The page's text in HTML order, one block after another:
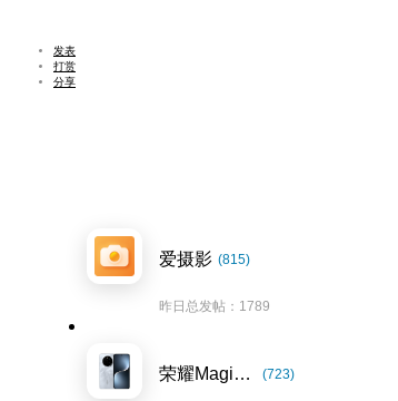
发表
打赏
分享
爱摄影 (815)
昨日总发帖：1789
荣耀Magic7系列 (723)